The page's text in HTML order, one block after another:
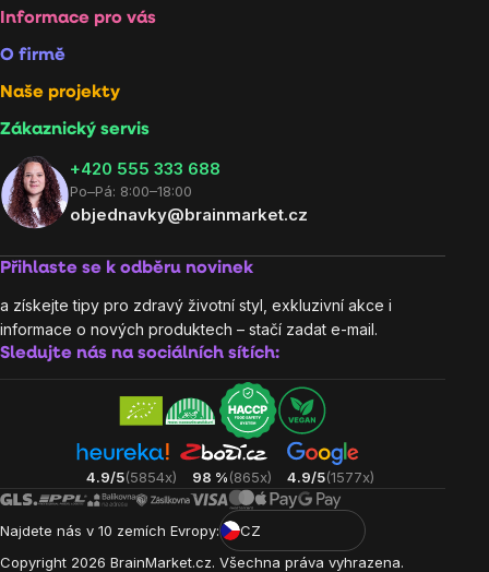
Informace pro vás
O firmě
Naše projekty
Zákaznický servis
‭+420 555 333 688
Po–Pá: 8:00–18:00
objednavky@brainmarket.cz
Přihlaste se k odběru novinek
a získejte tipy pro zdravý životní styl, exkluzivní akce i
informace o nových produktech – stačí zadat e-mail.
Sledujte nás na sociálních sítích:
4.9/5(5854x) 98 %(865x) 4.9/5(1577x)
Najdete nás v 10 zemích Evropy:
CZ
Copyright 2026 BrainMarket.cz. Všechna práva vyhrazena.